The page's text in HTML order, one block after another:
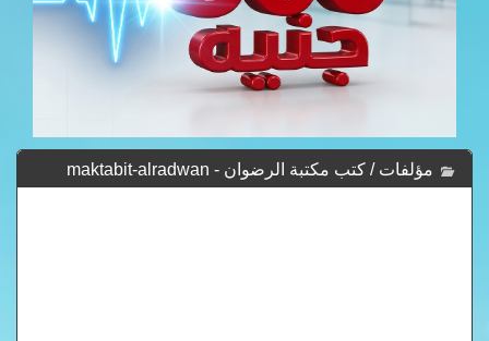
مؤلفات / كتب مكتبة الرضوان - maktabit-alradwan